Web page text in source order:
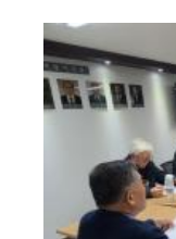
며 이에 하루속히
중소기업계 및 건
법 적용 유예법안 불발 규탄
1월 31일(수) 13:30
최 : 중소기업중앙
https://
venture/2024/
UE/?